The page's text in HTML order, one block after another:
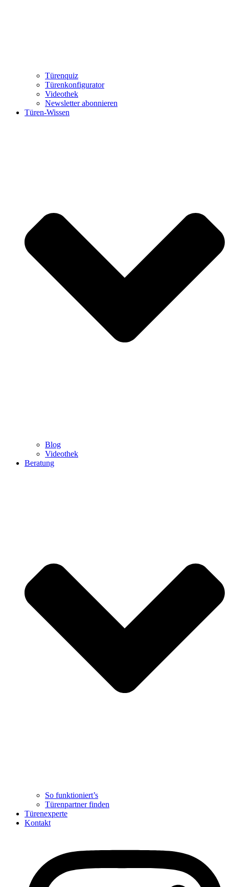
Türenquiz
Türenkonfigurator
Videothek
Newsletter abonnieren
Türen-Wissen
Blog
Videothek
Beratung
So funktioniert’s
Türenpartner finden
Türenexperte
Kontakt